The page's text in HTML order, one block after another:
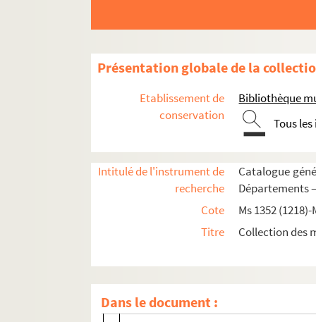
Présentation globale de la
Etablissement de
conservation
Bibliothèque
Tous
Intitulé de l'instrument de
recherche
Catalogue
Départements
Cote
Ms 1352
Titre
Collection des
Dans le document :
Ms 1422 (1287). Recueil de correspondances,
Ms 1423 (1288). Recueil des pièces
Ms 1424 (1289). Recueil de pièces
Ms 1425 (1290). Recueil de pièces
Ms 1426 (1291). Recueil de pièces,
Ms 1427 (1292). Tome I
Ms 1428 (1293). Tome II
Ms 1429 (1294). Tome III
Ms 1430 (1295). Tome III - PARIS
PÉRIGUEUX
POITIERS